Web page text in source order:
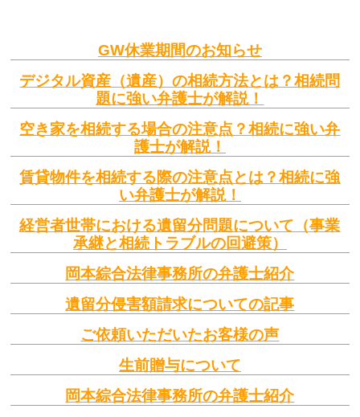
GW休業期間のお知らせ
デジタル資産（遺産）の相続方法とは？相続問
題に強い弁護士が解説！
空き家を相続する場合の注意点？相続に強い弁
護士が解説！
賃貸物件を相続する際の注意点とは？相続に強
い弁護士が解説！
経営者世帯における遺留分問題について（事業
承継と相続トラブルの回避策）
岡本綜合法律事務所の弁護士紹介
遺留分侵害額請求についての記事
ご依頼いただいたお客様の声
生前贈与について
岡本綜合法律事務所の弁護士紹介